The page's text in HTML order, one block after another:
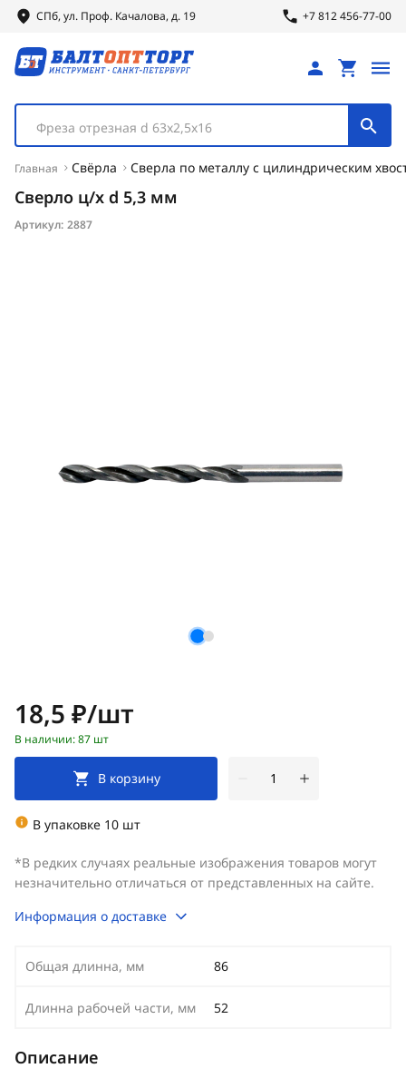
СПб, ул. Проф. Качалова, д. 19 +7 812 456-77-00
Фреза отрезная d 63х2,5х16
Главная Свёрла Сверла по металлу с цилиндрическим
Сверло ц/х d 5,3 мм
Артикул: 2887
Цена:
18,5 ₽/шт
В наличии: 87 шт
В корзину
В упаковке 10 шт
*В редких случаях реальные изображения товаров могут
незначительно отличаться от представленных на сайте.
Информация о доставке
Общая длинна, мм 86
Длинна рабочей части, мм 52
Описание